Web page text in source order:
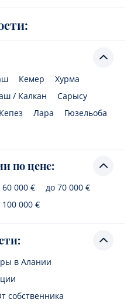
Кемер
Хурма
/ Калкан
Сарысу
Кепез Лара
Гюзельоба
по цене:
60 000 €
до 70 000 €
100 000 €
в Алании
собственника